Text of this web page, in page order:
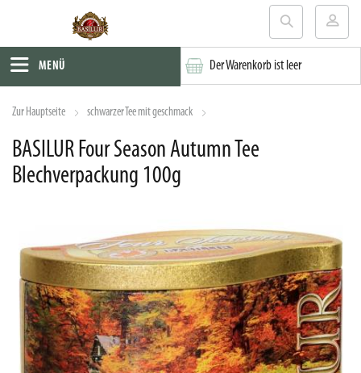
MENÜ Der Warenkorb ist leer
Zur Hauptseite schwarzer Tee mit geschmack
BASILUR Four Season Autumn Tee
Blechverpackung 100g